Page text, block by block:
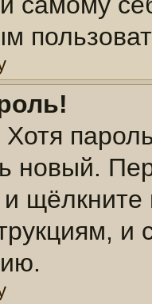
новый.
щёлкните
и